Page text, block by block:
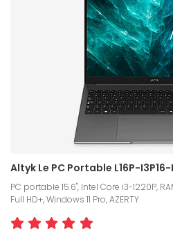
Altyk Le PC Portable L16P-
PC portable 15.6", Intel Core i3-1220P,
Full HD+, Windows 11 Pro, AZERTY